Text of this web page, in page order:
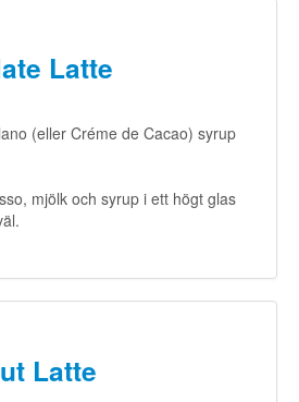
Latte
(eller Créme de Cacao) syrup
mjölk och syrup i ett högt glas
Latte